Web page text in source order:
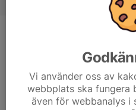
Vi använder oss av
webbplats ska fungera
även för webbanalys i